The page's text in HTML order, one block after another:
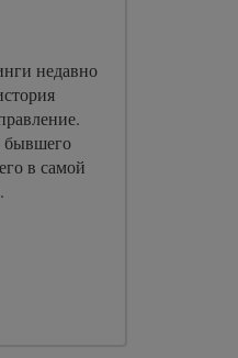
недавно
бывшего
в самой